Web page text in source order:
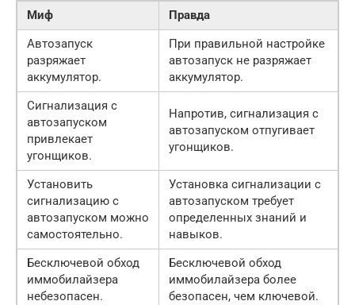
Миф
Правда
Автозапуск
разряжает
аккумулятор.
При правильной настройке
автозапуск не разряжает
аккумулятор.
Сигнализация с
автозапуском
привлекает
угонщиков.
Напротив, сигнализация с
автозапуском отпугивает
угонщиков.
Установить
сигнализацию с
автозапуском можно
самостоятельно.
Установка сигнализации с
автозапуском требует
определенных знаний и
навыков.
Бесключевой обход
иммобилайзера
небезопасен.
Бесключевой обход
иммобилайзера более
безопасен, чем ключевой.